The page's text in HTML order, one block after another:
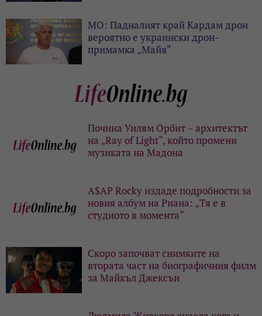
МО: Падналият край Кардам дрон
вероятно е украински дрон-
примамка „Майя“
Почина Уилям Орбит – архитектът
на „Ray of Light“, който промени
музиката на Мадона
A$AP Rocky издаде подробности за
новия албум на Риана: „Тя е в
студиото в момента“
Скоро започват снимките на
втората част на биографичния филм
за Майкъл Джексън